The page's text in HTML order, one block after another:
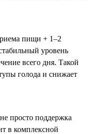
пищи + 1–2
уровень
всего дня. Такой
голода и снижает
просто поддержка
в комплексной